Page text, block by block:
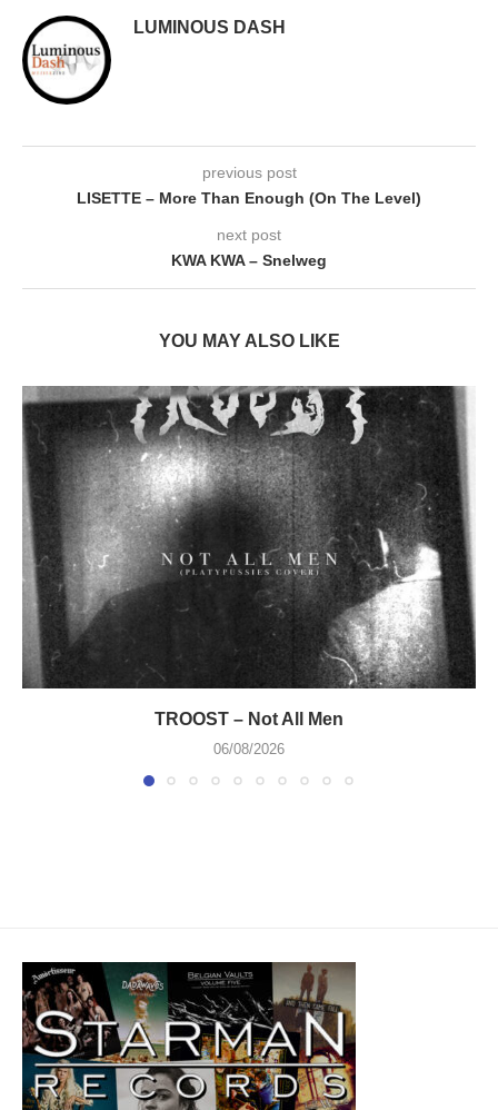
LUMINOUS DASH
previous post
LISETTE – More Than Enough (On The Level)
next post
KWA KWA – Snelweg
YOU MAY ALSO LIKE
TROOST – Not All Men
06/08/2026